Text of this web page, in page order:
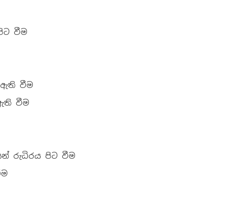
වීම
ඇති වීම
වීම
රුධිරය පිට වීම